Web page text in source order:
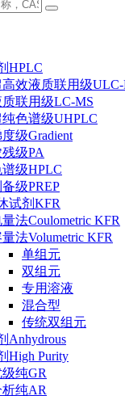
HPLC
高效液质联用级ULC-
联用级LC-MS
纯色谱级UHPLC
级Gradient
级PA
级HPLC
级PREP
试剂KFR
量法Coulometric KFR
法Volumetric KFR
单组元
双组元
专用溶液
混合型
传统双组元
Anhydrous
High Purity
纯GR
纯AR